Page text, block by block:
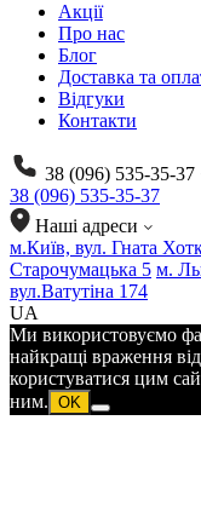
Акції
Про нас
Блог
Доставка та
Відгуки
Контакти
38 (096) 535-35-37
38 (096) 535-35-37
Наші адреси
м.Київ, вул. Гната
Старочумацька 5 м.
вул.Ватутіна 174
UA
Ми використовуємо
найкращі враження
користуватися цим
ним. OK